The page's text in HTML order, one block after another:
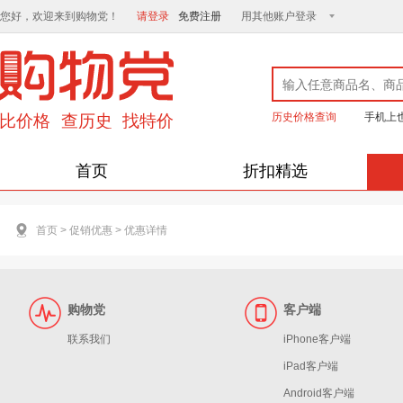
您好，欢迎来到购物党！ 请登录 免费注册 用其他账户登录
历史价格查询 手机上
首页 折扣精选
首页 > 促销优惠 > 优惠详情
购物党
联系我们
客户端
iPhone客户端
iPad客户端
Android客户端